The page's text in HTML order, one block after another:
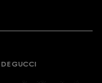
DE GUCCI